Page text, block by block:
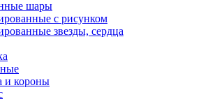
шары
с рисунком
звезды, сердца
и короны